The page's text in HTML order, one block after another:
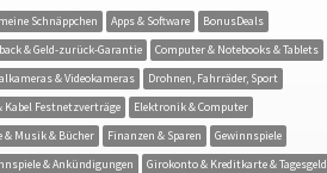
Schnäppchen Apps & Software
BonusDeals
& Geld-zurück-Garantie
Computer & Notebooks & Tablets
& Videokameras
Drohnen, Fahrräder, Sport
Kabel Festnetzverträge
Elektronik & Computer
& Musik & Bücher
Finanzen & Sparen
Gewinnspiele
& Ankündigungen
Girokonto & Kreditkarte & Tagesgeld